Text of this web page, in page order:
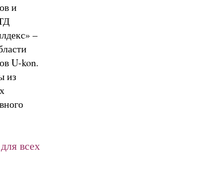
и
–
U-kon.
из
всех